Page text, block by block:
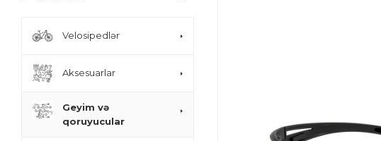
Velosipedlər
Aksesuarlar
Geyim və
qoruyucular